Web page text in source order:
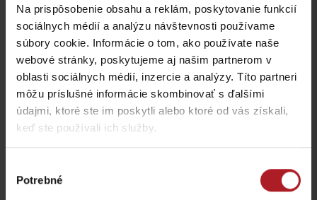
Na prispôsobenie obsahu a reklám, poskytovanie funkcií
sociálnych médií a analýzu návštevnosti používame
súbory cookie. Informácie o tom, ako používate naše
webové stránky, poskytujeme aj našim partnerom v
oblasti sociálnych médií, inzercie a analýzy. Títo partneri
môžu príslušné informácie skombinovať s ďalšími
údajmi, ktoré ste im poskytli alebo ktoré od vás získali,
keď ste používali ich služby.
súhlasu
Potrebné
Viac informácií o Liptov region karte aj v
našich Liptov News
Prosím, pre zobrazenie videa,akceptujte cookies pre
marketing.